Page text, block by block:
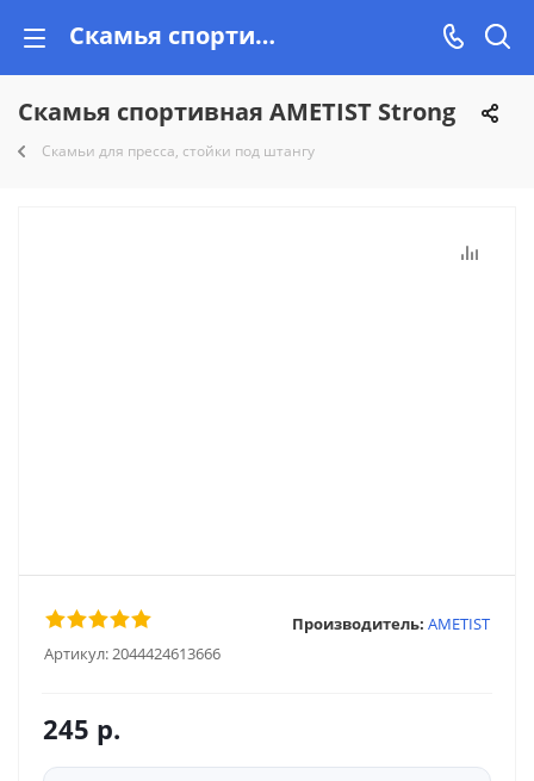
Скамья спортивная AMETIST Strong купить в Минске на Vishop.by
Скамья спортивная AMETIST Strong
Скамьи для пресса, стойки под штангу
Артикул:2044424613666
Производитель: AMETIST
245 р.